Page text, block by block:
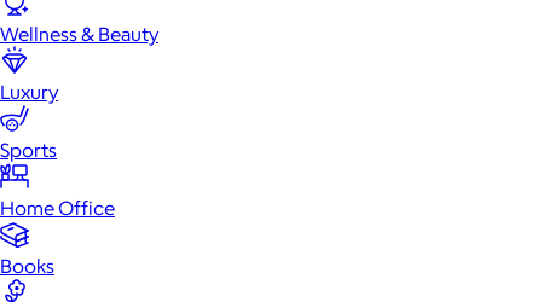
Wellness & Beauty
Luxury
Sports
Home Office
Books